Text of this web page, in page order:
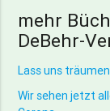
mehr
DeBehr-
Lass uns
Wir sehen jetzt